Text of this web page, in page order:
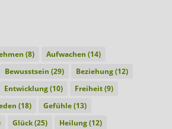
(8) Aufwachen (14)
Bewusstsein (29) Beziehung(12)
Entwicklung(10) Freiheit(9)
(18) Gefühle(13)
Glück(25) Heilung(12)